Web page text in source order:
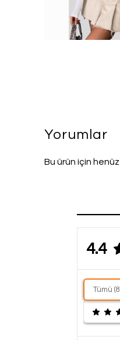
Yorumlar
Bu ürün için henüz
4.4
Tümü